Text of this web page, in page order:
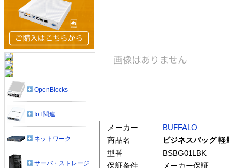
メーカー
BUFFALO
商品名
ビジネスバッグ
型番
BSBG01LBK
保証条件
メーカー保証
OpenBlocks
IoT関連
ネットワーク
サーバ・ストレージ